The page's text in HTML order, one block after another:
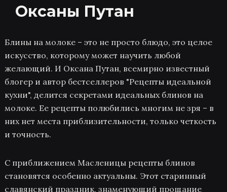
Оксаны Путан
Блины на молоке – это не просто блюдо, это целое
искусство, которому может научить любой
желающий. И Оксана Путан, всемирно известный
блогер и автор бестселлеров "Рецепты идеальной
кухни", делится секретами идеальных блинов на
молоке. Ее рецепты полюбились многим не зря – в
них нет места приблизительности, только четкость
и точность.
С приближением Масленицы рецепты блинов
становятся особенно актуальны. Этот старинный
славянский праздник, знаменующий прощание